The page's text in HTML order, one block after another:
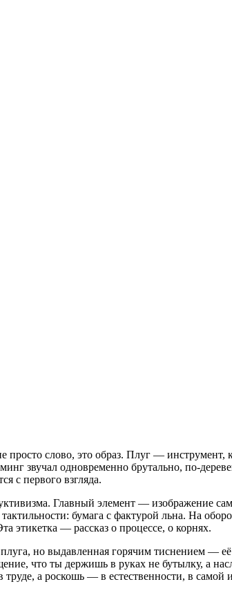
просто слово, это образ. Плуг —
звучал одновременно брутально, по-
с первого взгляда.
Главный элемент — изображение
бумага с фактурой льна. На
этикетка — рассказ о процессе, о корнях.
но выдавленная горячим тиснением —
что ты держишь в руках не бутылку, а
а роскошь — в естественности, в самой